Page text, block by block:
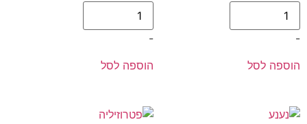
-
הוספה לסל
-
הוספה לסל